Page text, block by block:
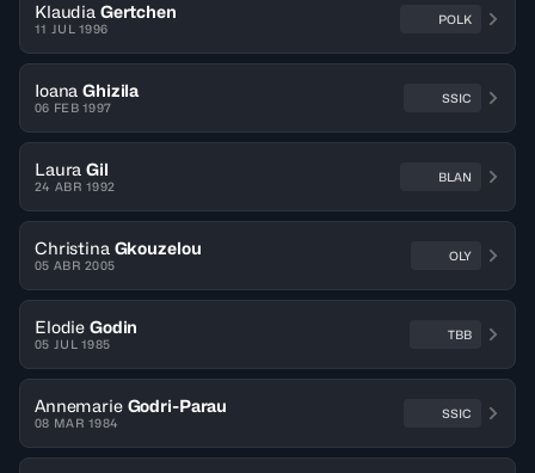
Klaudia Gertchen
11 JUL 1996
POLK
Ioana Ghizila
06 FEB 1997
SSIC
Laura Gil
24 ABR 1992
BLAN
Christina Gkouzelou
05 ABR 2005
OLY
Elodie Godin
05 JUL 1985
TBB
Annemarie Godri-Parau
08 MAR 1984
SSIC